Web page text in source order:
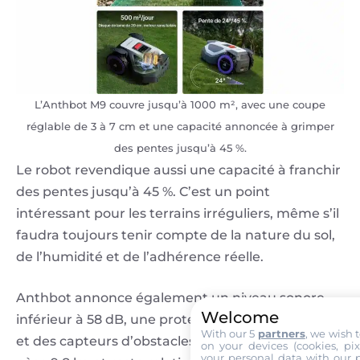
L’Anthbot M9 couvre jusqu’à 1000 m², avec une coupe
réglable de 3 à 7 cm et une capacité annoncée à grimper
des pentes jusqu’à 45 %.
Le robot revendique aussi une capacité à franchir
des pentes jusqu’à 45 %. C’est un point
intéressant pour les terrains irréguliers, même s’il
faudra toujours tenir compte de la nature du sol,
de l’humidité et de l’adhérence réelle.
Anthbot annonce également un niveau sonore
inférieur à 58 dB, une protection IPX6 contre l’eau
et des capteurs d’obstacles anti-choc. Le robot
Welcome
With our 5 partners, we wish
on your devices (cookies,